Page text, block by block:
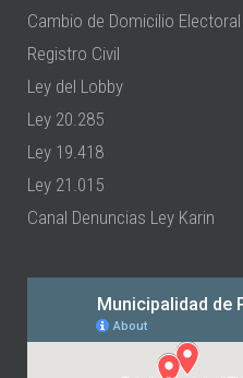
Cambio de Domicilio Electoral
Registro Civil
Ley del Lobby
Ley 20.285
Ley 19.418
Ley 21.015
Canal Denuncias Ley Karin